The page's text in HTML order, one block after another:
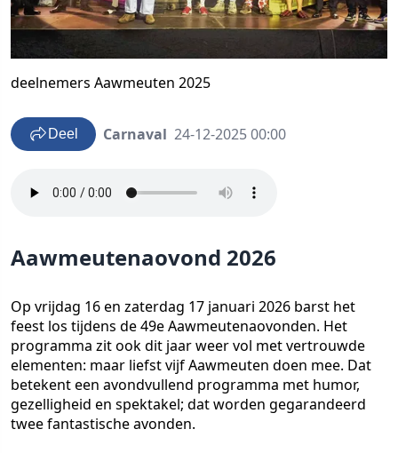
deelnemers Aawmeuten 2025
Deel Carnaval 24-12-2025 00:00
Aawmeutenaovond 2026
Op vrijdag 16 en zaterdag 17 januari 2026 barst het
feest los tijdens de 49e Aawmeutenaovonden. Het
programma zit ook dit jaar weer vol met vertrouwde
elementen: maar liefst vijf Aawmeuten doen mee. Dat
betekent een avondvullend programma met humor,
gezelligheid en spektakel; dat worden gegarandeerd
twee fantastische avonden.